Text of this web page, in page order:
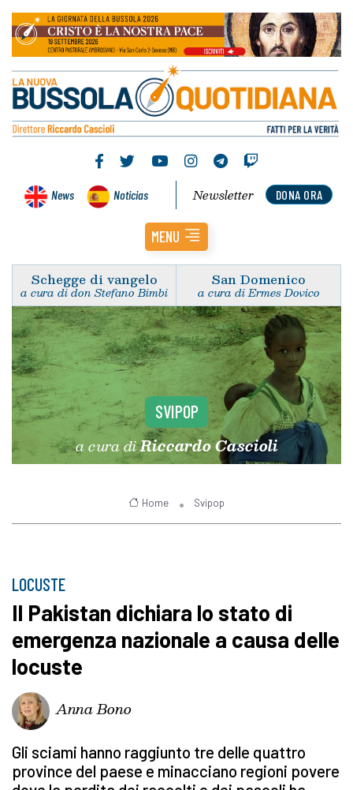
News Noticias DONA ORA
Newsletter
MENU
Schegge di vangelo
a cura di don Stefano Bimbi
San Domenico
a cura di Ermes Dovico
SVIPOP
a cura diRiccardo Cascioli
Home Svipop
LOCUSTE
Il Pakistan dichiara lo stato di
emergenza nazionale a causa delle
locuste
Anna Bono
Gli sciami hanno raggiunto tre delle quattro
province del paese e minacciano regioni povere